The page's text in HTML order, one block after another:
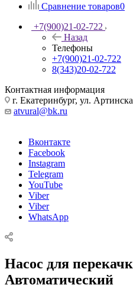
Сравнение товаров0
+7(900)21-02-722
Назад
Телефоны
+7(900)21-02-722
8(343)20-02-722
Контактная информация
г. Екатеринбург, ул.
atvural@bk.ru
Вконтакте
Facebook
Instagram
Telegram
YouTube
Viber
Viber
WhatsApp
Насос для
Автоматический